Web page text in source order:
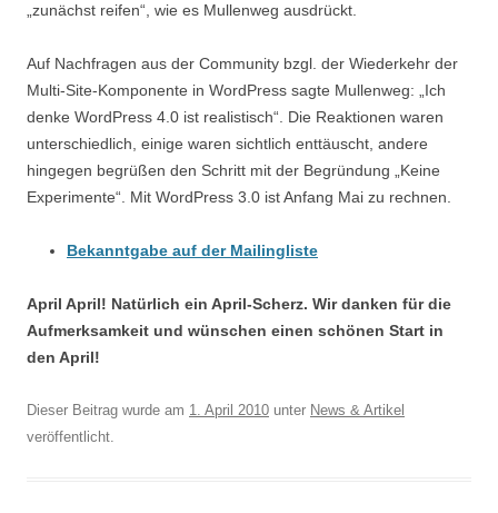
„zunächst reifen“, wie es Mullenweg ausdrückt.
Auf Nachfragen aus der Community bzgl. der Wiederkehr der
Multi-Site-Komponente in WordPress sagte Mullenweg: „Ich
denke WordPress 4.0 ist realistisch“. Die Reaktionen waren
unterschiedlich, einige waren sichtlich enttäuscht, andere
hingegen begrüßen den Schritt mit der Begründung „Keine
Experimente“. Mit WordPress 3.0 ist Anfang Mai zu rechnen.
Bekanntgabe auf der Mailingliste
April April! Natürlich ein April-Scherz. Wir danken für die
Aufmerksamkeit und wünschen einen schönen Start in
den April!
Dieser Beitrag wurde am 1. April 2010 unter News & Artikel
veröffentlicht.